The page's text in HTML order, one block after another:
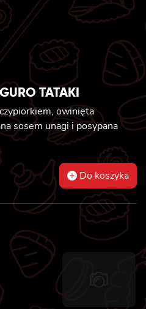
TATAKI
owinięta
sosem unagi i posypana
Do koszyka